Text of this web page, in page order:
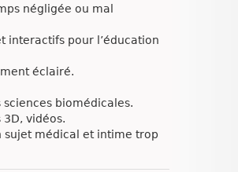
négligée ou mal
interactifs pour l’éducation
éclairé.
biomédicales.
vidéos.
sujet médical et intime trop